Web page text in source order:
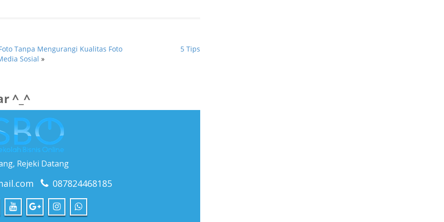
Tanpa Mengurangi Kualitas Foto
5 Tips
Sosial »
^_^